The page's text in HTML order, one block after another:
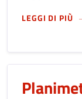
LEGGI DI PIÙ